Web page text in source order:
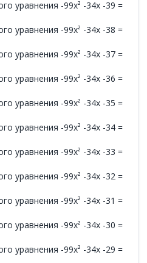
уравнения -99x² -34x -39 =
уравнения -99x² -34x -38 =
уравнения -99x² -34x -37 =
уравнения -99x² -34x -36 =
уравнения -99x² -34x -35 =
уравнения -99x² -34x -34 =
уравнения -99x² -34x -33 =
уравнения -99x² -34x -32 =
уравнения -99x² -34x -31 =
уравнения -99x² -34x -30 =
уравнения -99x² -34x -29 =